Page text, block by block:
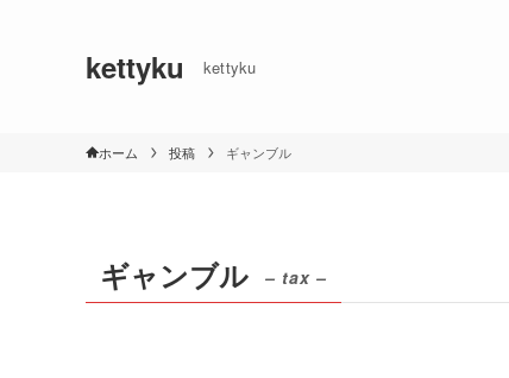
kettyku kettyku
ホーム 投稿 ギャンブル
ギャンブル – tax –